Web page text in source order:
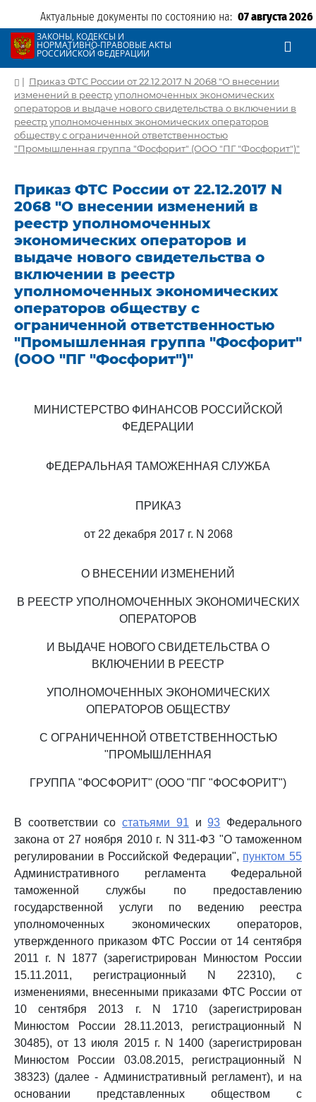
Актуальные документы по состоянию на: 07 августа 2026
ЗАКОНЫ, КОДЕКСЫ И
НОРМАТИВНО-ПРАВОВЫЕ АКТЫ
РОССИЙСКОЙ ФЕДЕРАЦИИ
| Приказ ФТС России от 22.12.2017 N 2068 "О внесении
изменений в реестр уполномоченных экономических
операторов и выдаче нового свидетельства о включении в
реестр уполномоченных экономических операторов
обществу с ограниченной ответственностью
"Промышленная группа "Фосфорит" (ООО "ПГ "Фосфорит")"
Приказ ФТС России от 22.12.2017 N
2068 "О внесении изменений в
реестр уполномоченных
экономических операторов и
выдаче нового свидетельства о
включении в реестр
уполномоченных экономических
операторов обществу с
ограниченной ответственностью
"Промышленная группа "Фосфорит"
(ООО "ПГ "Фосфорит")"
МИНИСТЕРСТВО ФИНАНСОВ РОССИЙСКОЙ
ФЕДЕРАЦИИ
ФЕДЕРАЛЬНАЯ ТАМОЖЕННАЯ СЛУЖБА
ПРИКАЗ
от 22 декабря 2017 г. N 2068
О ВНЕСЕНИИ ИЗМЕНЕНИЙ
В РЕЕСТР УПОЛНОМОЧЕННЫХ ЭКОНОМИЧЕСКИХ
ОПЕРАТОРОВ
И ВЫДАЧЕ НОВОГО СВИДЕТЕЛЬСТВА О
ВКЛЮЧЕНИИ В РЕЕСТР
УПОЛНОМОЧЕННЫХ ЭКОНОМИЧЕСКИХ
ОПЕРАТОРОВ ОБЩЕСТВУ
С ОГРАНИЧЕННОЙ ОТВЕТСТВЕННОСТЬЮ
"ПРОМЫШЛЕННАЯ
ГРУППА "ФОСФОРИТ" (ООО "ПГ "ФОСФОРИТ")
В соответствии состатьями 91 и93 Федерального
закона от 27 ноября 2010 г. N 311-ФЗ "О таможенном
регулировании в Российской Федерации", пунктом 55
Административного регламента Федеральной
таможенной службы по предоставлению
государственной услуги по ведению реестра
уполномоченных экономических операторов,
утвержденного приказом ФТС России от 14 сентября
2011 г. N 1877 (зарегистрирован Минюстом России
15.11.2011, регистрационный N 22310), с
изменениями, внесенными приказами ФТС России от
10 сентября 2013 г. N 1710 (зарегистрирован
Минюстом России 28.11.2013, регистрационный N
30485), от 13 июля 2015 г. N 1400 (зарегистрирован
Минюстом России 03.08.2015, регистрационный N
38323) (далее - Административный регламент), и на
основании представленных обществом с